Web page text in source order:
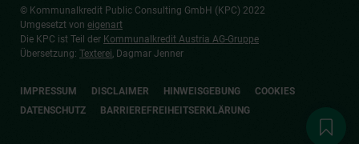
© Kommunalkredit Public Consulting GmbH (KPC) 2022
Umgesetzt von eigenart
Die KPC ist Teil der Kommunalkredit Austria AG-Gruppe
Übersetzung: Texterei, Dagmar Jenner
IMPRESSUM DISCLAIMER HINWEISGEBUNG
COOKIES
DATENSCHUTZ
BARRIEREFREIHEITSERKLÄRUNG